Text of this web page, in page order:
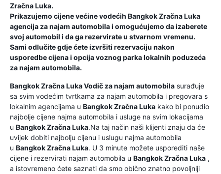
Zračna Luka.
Prikazujemo cijene većine vodećih Bangkok Zračna Luka
agencija za najam automobila i omogućujemo da izaberete
svoj automobil i da ga rezervirate u stvarnom vremenu.
Sami odlučite gdje ćete izvršiti rezervaciju nakon
usporedbe cijena i opcija voznog parka lokalnih poduzeća
za najam automobila.
Bangkok Zračna LukaVodič za najam automobila surađuje
sa svim vodećim tvrtkama za najam automobila i pregovara s
lokalnim agencijama u Bangkok Zračna Luka kako bi ponudio
najbolje cijene najma automobila i usluge na svim lokacijama
u Bangkok Zračna Luka.Na taj način naši klijenti znaju da će
uvijek dobiti najbolju cijenu i uslugu najma automobila
u Bangkok Zračna Luka. U 3 minute možete usporediti naše
cijene i rezervirati najam automobila u Bangkok Zračna Luka ,
a istovremeno ćete saznati da smo obično znatno povoljniji